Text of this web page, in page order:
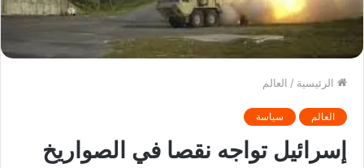
الرئيسية / العالم
العالم سياسة
إسرائيل تواجه نقصا في الصواريخ